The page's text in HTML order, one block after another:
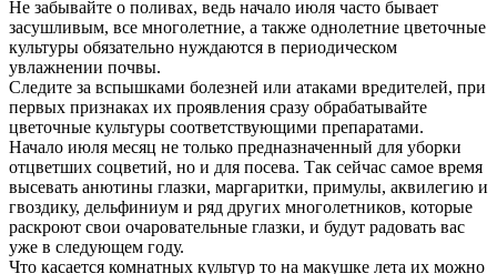
Не забывайте о поливах, ведь начало июля часто бывает
засушливым, все многолетние, а также однолетние цветочные
культуры обязательно нуждаются в периодическом
увлажнении почвы.
Следите за вспышками болезней или атаками вредителей, при
первых признаках их проявления сразу обрабатывайте
цветочные культуры соответствующими препаратами.
Начало июля месяц не только предназначенный для уборки
отцветших соцветий, но и для посева. Так сейчас самое время
высевать анютины глазки, маргаритки, примулы, аквилегию и
гвоздику, дельфиниум и ряд других многолетников, которые
раскроют свои очаровательные глазки, и будут радовать вас
уже в следующем году.
Что касается комнатных культур то на макушке лета их можно